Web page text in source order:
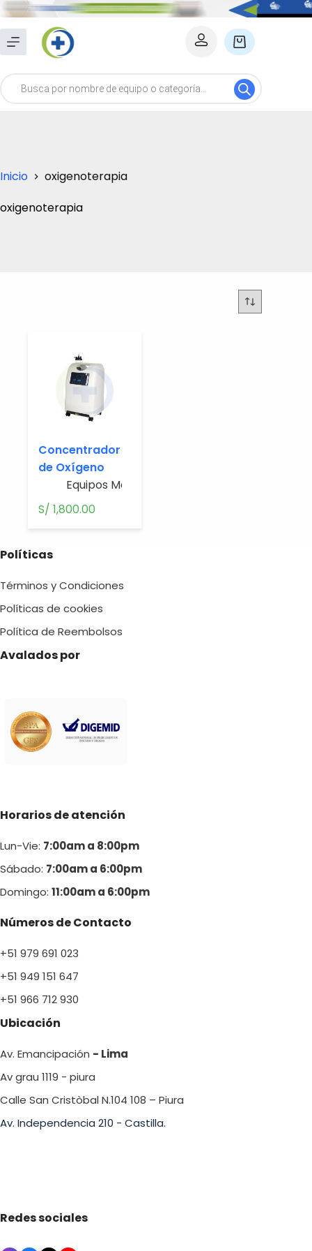
Saltar
al
contenido
Carro
compra
Inicio
oxigenoterapia
oxigenoterapia
Concentrador
de Oxígeno
Equipos Médicos
S/ 1,800.00
Políticas
Términos y Condiciones
Políticas de cookies
Política de Reembolsos
Avalados por
Horarios de atención
Lun-Vie: 7:00am a 8:00pm
Sábado: 7:00am a 6:00pm
Domingo: 11:00am a 6:00pm
Números de Contacto
+51 979 691 023
+51 949 151 647
+51 966 712 930
Ubicación
Av. Emancipación - Lima
Av grau 1119 - piura
Calle San Cristòbal N.104 108 – Piura
Av. Independencia 210 - Castilla.
Redes sociales